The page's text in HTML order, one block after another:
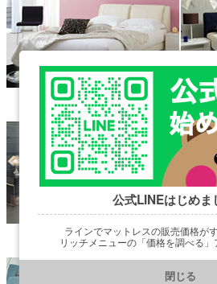
【マルチコンフォートシステム
203】
【マ
【マルチコンフォートシステム
205】
【マ
公式LINEはじめま
ラインでマットレスの販売価格が
リッチメニューの「価格を調べる
https://line.me/R/ti/p/
閉じる